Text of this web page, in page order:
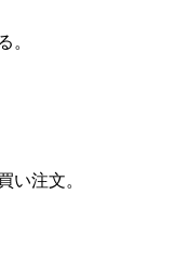
。
い注文。